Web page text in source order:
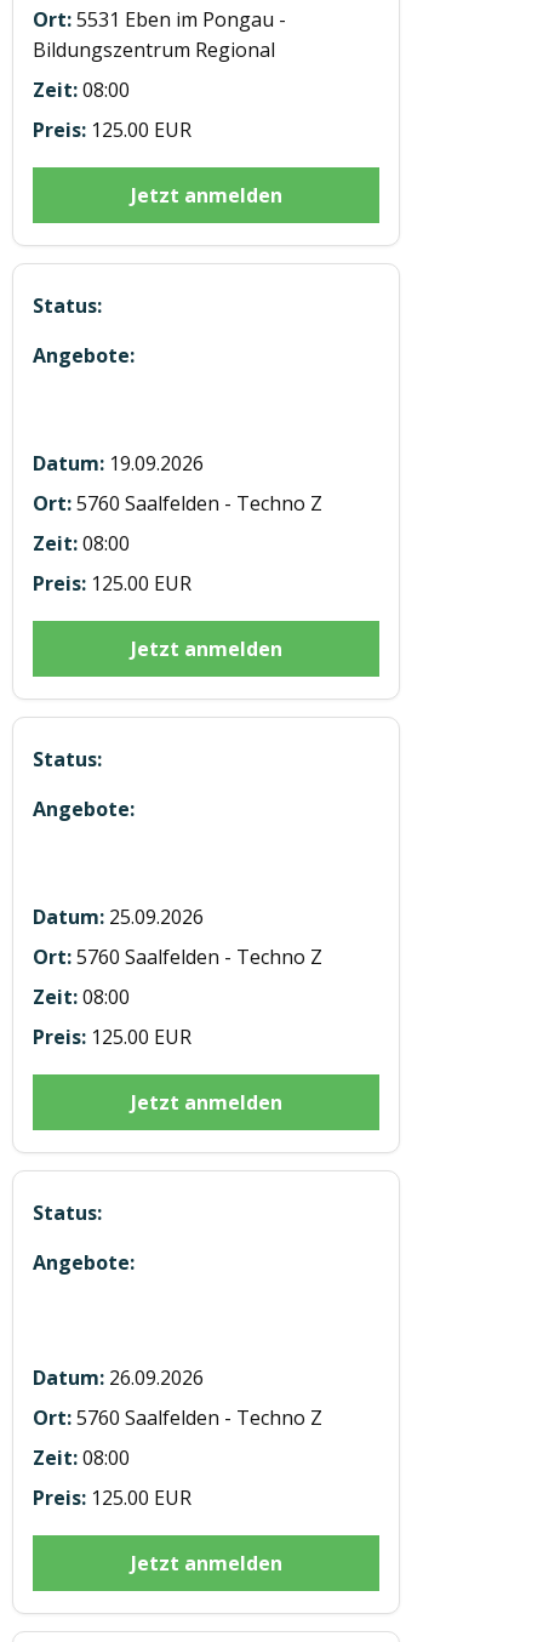
5531 Eben im Pongau -
Bildungszentrum Regional
08:00
125.00 EUR
Jetzt anmelden
19.09.2026
5760 Saalfelden - Techno Z
08:00
125.00 EUR
Jetzt anmelden
25.09.2026
5760 Saalfelden - Techno Z
08:00
125.00 EUR
Jetzt anmelden
26.09.2026
5760 Saalfelden - Techno Z
08:00
125.00 EUR
Jetzt anmelden